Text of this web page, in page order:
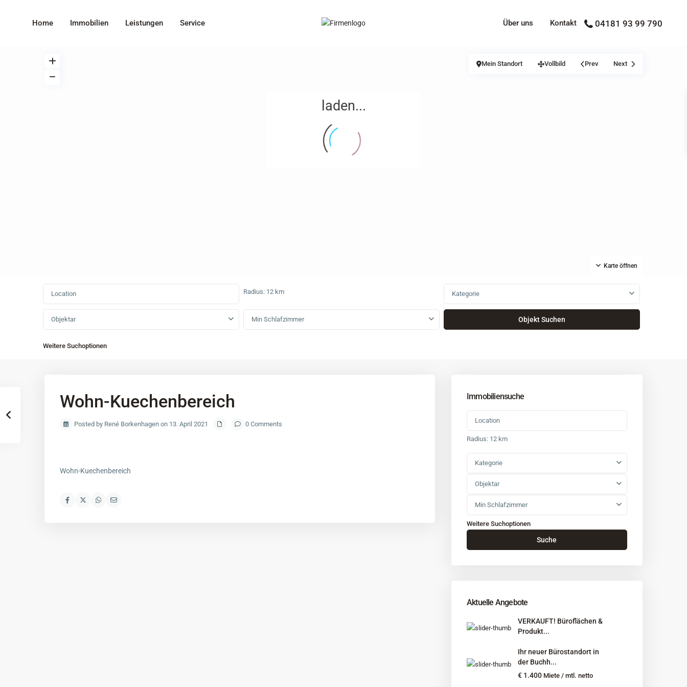
Home Immobilien Leistungen Service Über uns Kontakt 04181 93 99 790
laden...
Karte öffnen
Mein Standort Vollbild Prev Next
Radius: 12 km Kategorie
Objektar Min Schlafzimmer
Weitere Suchoptionen
Wohn-Kuechenbereich
Posted by René Borkenhagen on 13. April 2021 0 Comments
Wohn-Kuechenbereich
Immobiliensuche
Radius: 12 km
Kategorie
Objektar
Min Schlafzimmer
Weitere Suchoptionen
Suche
Aktuelle Angebote
VERKAUFT! Büroflächen &
Produkt...
Ihr neuer Bürostandort in
der Buchh...
€ 1.400 Miete / mtl. netto